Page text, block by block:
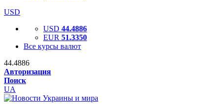
USD
USD 44.4886
EUR 51.3350
Все курсы валют
44.4886
Авторизация
Поиск
UA